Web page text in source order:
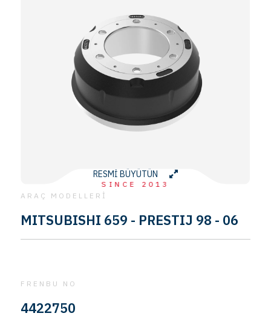
SINCE 2013
RESMİ BÜYÜTÜN
ARAÇ MODELLERİ
MITSUBISHI 659 - PRESTIJ 98 - 06
FRENBU NO
4422750